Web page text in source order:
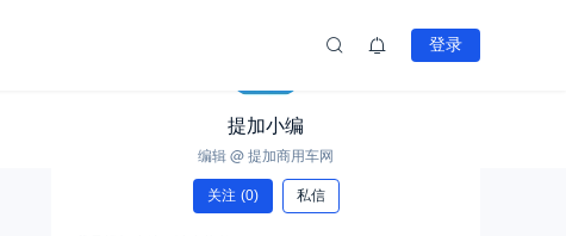
登录
提加小编
编辑 @ 提加商用车网
关注 (0) 私信